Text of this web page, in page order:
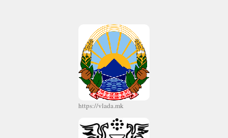
https://vlada.mk